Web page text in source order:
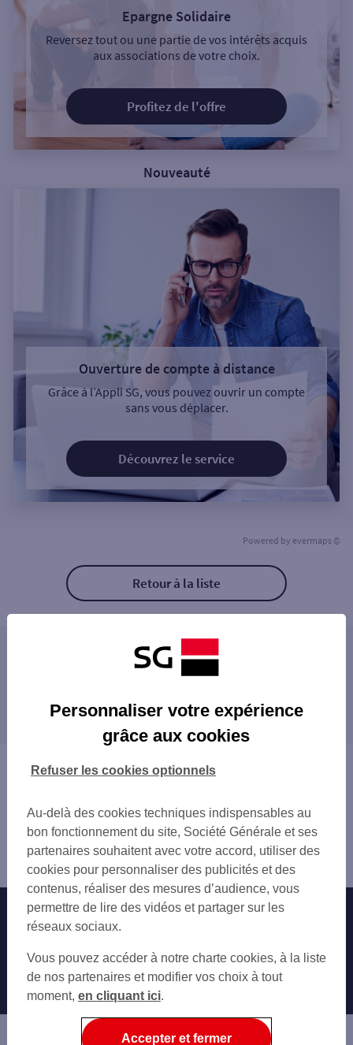
Epargne Solidaire
Reversez tout ou une partie de vos intérêts acquis
aux associations de votre choix.
Profitez de l'offre
Nouveauté
Ouverture de compte à distance
Grâce à l’Appli SG, vous pouvez ouvrir un compte
sans vous déplacer.
Découvrez le service
Powered by evermaps ©
Retour à la liste
Les distributeurs/automates à proximité
PARIS 20 BD VAUGIRARD
PARIS 148 RUE LECOURBE
PARIS ETIENNE PERNET
PARIS LECOURBE
PARC EXPO VERSAILLES
PARC EXPO VERSAILLES
PARIS 40 RUE DU COMMERCE
PARIS CAMBRONNE
PARIS LOURMEL
PARIS LACORDAIRE
PARIS PASTEUR
PARIS 35 AV DE LOWENDAL
PARIS PORTE DE VANVES
PARIS 88 AV DE BRETEUIL
proximité
MALAKOFF
BOULOGNE-BILLANCOURT
PARIS
CHÂTILLON
ARCUEIL
GENTILLY
BAGNEUX
CLAMART
LE KREMLIN-BICÊTRE
FONTENAY-AUX-ROSES
NEUILLY-SUR-SEINE
Vous êtes ici : Accueil
Paris 15ème
Distributeur/automate PARIS 306 RUE DE VAUGIRARD
Nos engagements Nous contacter
Autres sites SG
Professionnels
Entreprises
Associations
Personnaliser votre expérience
grâce aux cookies
Au-delà des cookies techniques indispensables au
bon fonctionnement du site, Société Générale et ses
partenaires souhaitent avec votre accord, utiliser des
cookies pour personnaliser des publicités et des
contenus, réaliser des mesures d’audience, vous
permettre de lire des vidéos et partager sur les
réseaux sociaux.
Vous pouvez accéder à notre charte cookies, à la liste
de nos partenaires et modifier vos choix à tout
moment, en cliquant ici.
Refuser les cookies optionnels
Accepter et fermer